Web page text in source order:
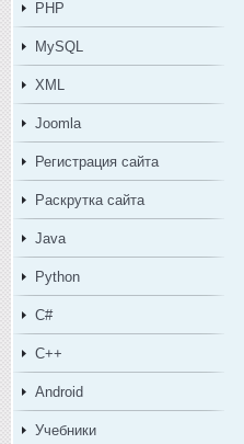
PHP
MySQL
XML
Joomla
Регистрация сайта
Раскрутка сайта
Java
Python
C#
C++
Android
Учебники